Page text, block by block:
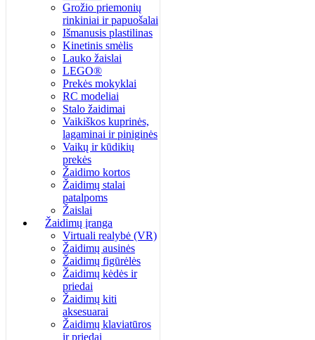
Grožio priemonių
rinkiniai ir papuošalai
Išmanusis plastilinas
Kinetinis smėlis
Lauko žaislai
LEGO®
Prekės mokyklai
RC modeliai
Stalo žaidimai
Vaikiškos kuprinės,
lagaminai ir piniginės
Vaikų ir kūdikių
prekės
Žaidimo kortos
Žaidimų stalai
patalpoms
Žaislai
Žaidimų įranga
Virtuali realybė (VR)
Žaidimų ausinės
Žaidimų figūrėlės
Žaidimų kėdės ir
priedai
Žaidimų kiti
aksesuarai
Žaidimų klaviatūros
ir priedai